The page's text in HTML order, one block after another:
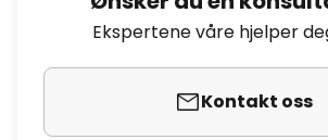
Ekspertene våre hjelper
Kontakt oss